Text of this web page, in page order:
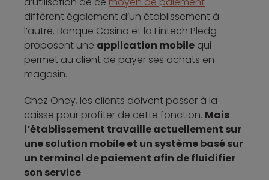
diffèrent également d’un établissement à
l’autre. Banque Casino et la Fintech Pledg
proposent une application mobile qui
permet au client de payer ses achats en
magasin.
Chez Oney, les clients doivent passer à la
caisse pour profiter de cette fonction. Mais
l’établissement travaille actuellement sur
une solution mobile et un système basé sur
un terminal de paiement afin de fluidifier
son service.